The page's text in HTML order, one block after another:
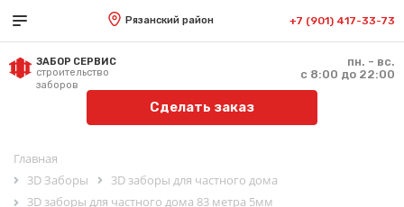
Рязанский район +7 (901) 417-33-73
ЗАБОР СЕРВИС
строительство
заборов
пн. - вс.
с 8:00 до 22:00
Сделать заказ
Главная
3D Заборы
3D заборы для частного дома
3D заборы для частного дома 83 метра 5мм